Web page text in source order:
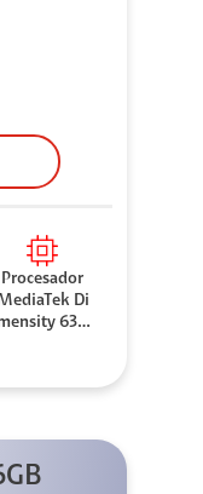
Procesador
Di
630